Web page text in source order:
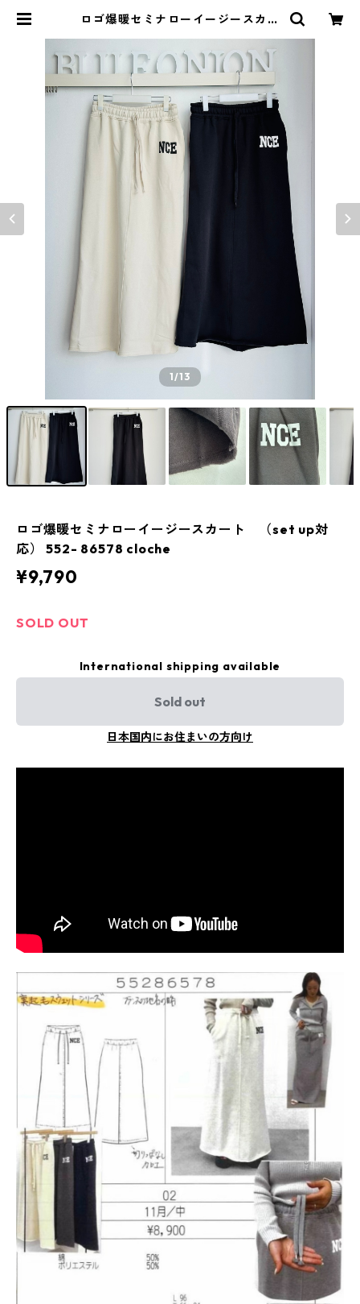
ロゴ爆暖セミナローイージースカー
1/13
ロゴ爆暖セミナローイージースカート （set up対
応） 552- 86578 cloche
¥9,790
SOLD OUT
International shipping available
Sold out
日本国内にお住まいの方向け